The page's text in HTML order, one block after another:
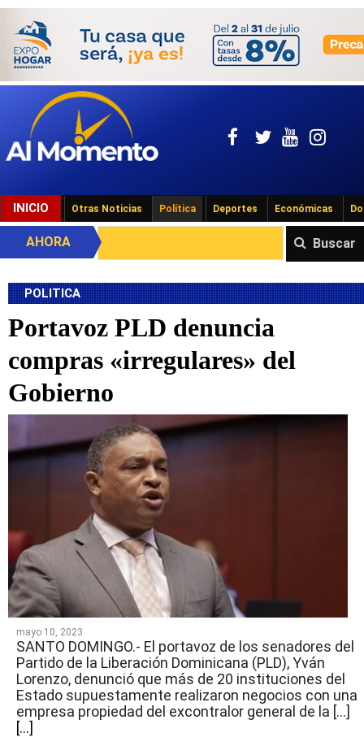
INICIO Otras Noticias Política Deportes Económicas
Buscar
AHORA
POLITICA
Portavoz PLD denuncia
compras «irregulares» del
Gobierno
mayo 10, 2023
SANTO DOMINGO.- El portavoz de los senadores del
Partido de la Liberación Dominicana (PLD), Yván
Lorenzo, denunció que más de 20 instituciones del
Estado supuestamente realizaron negocios con una
empresa propiedad del excontralor general de la […]
[...]